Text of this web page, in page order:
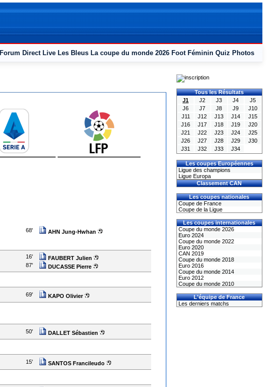
Forum Direct Live Les Bleus La coupe du monde 2026 Foot Féminin Quiz Photos
68' AHN Jung-Hwhan
16'
FAUBERT Julien
87'
DUCASSE Pierre
69' KAPO Olivier
50' DALLET Sébastien
15' SANTOS Francileudo
Tous les Résultats
J1
J2 J3 J4
J5
J6
J7 J8 J9
J10
J11
J12 J13 J14
J15
J16
J17 J18 J19
J20
J21
J22 J23 J24
J25
J26
J27 J28 J29
J30
J31
J32 J33 J34
Les coupes Européennes
Ligue des champions
Ligue Europa
Classement CAN
Les coupes nationales
Coupe de France
Coupe de la Ligue
Les coupes internationales
Coupe du monde 2026
Euro 2024
Coupe du monde 2022
Euro 2020
CAN 2019
Coupe du monde 2018
Euro 2016
Coupe du monde 2014
Euro 2012
Coupe du monde 2010
L'équipe de France
Les derniers matchs